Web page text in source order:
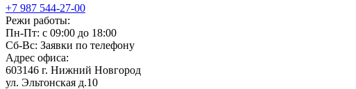
+7 987 544-27-00
Режи работы:
Пн-Пт: с 09:00 до 18:00
Сб-Вс: Заявки по телефону
Адрес офиса:
603146 г. Нижний Новгород
ул. Эльтонская д.10